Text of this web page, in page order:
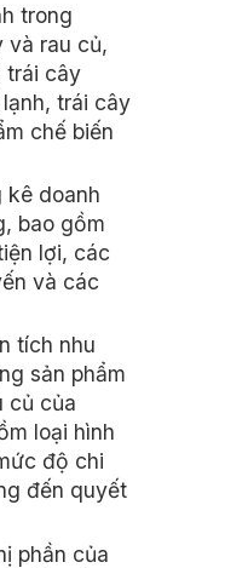
trong
và rau củ,
trái cây
trái cây
chế biến
kê doanh
bao gồm
lợi, các
và các
tích nhu
sản phẩm
củ của
loại hình
độ chi
đến quyết
phần của